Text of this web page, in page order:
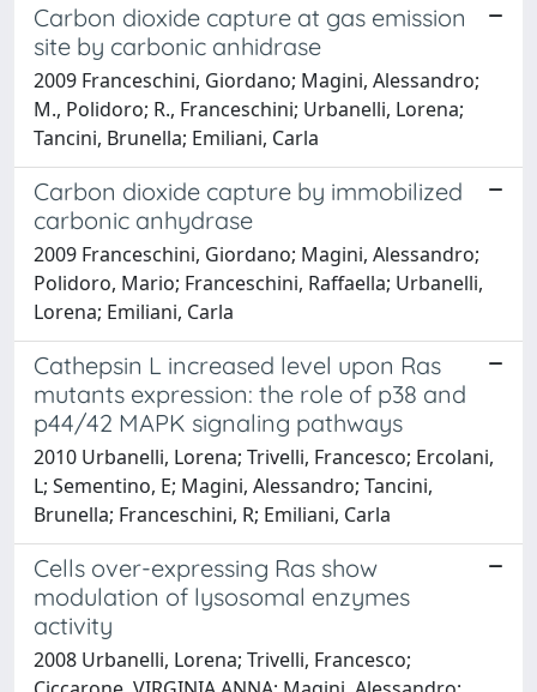
Carbon dioxide capture at gas emission
site by carbonic anhidrase
2009 Franceschini, Giordano; Magini, Alessandro;
M., Polidoro; R., Franceschini; Urbanelli, Lorena;
Tancini, Brunella; Emiliani, Carla
Carbon dioxide capture by immobilized
carbonic anhydrase
2009 Franceschini, Giordano; Magini, Alessandro;
Polidoro, Mario; Franceschini, Raffaella; Urbanelli,
Lorena; Emiliani, Carla
Cathepsin L increased level upon Ras
mutants expression: the role of p38 and
p44/42 MAPK signaling pathways
2010 Urbanelli, Lorena; Trivelli, Francesco; Ercolani,
L; Sementino, E; Magini, Alessandro; Tancini,
Brunella; Franceschini, R; Emiliani, Carla
Cells over-expressing Ras show
modulation of lysosomal enzymes
activity
2008 Urbanelli, Lorena; Trivelli, Francesco;